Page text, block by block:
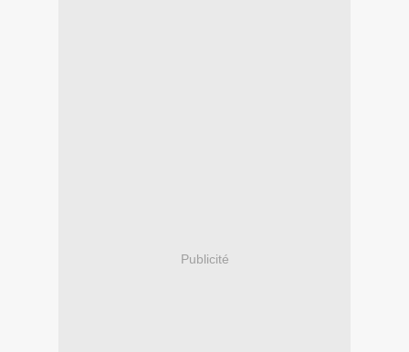
Publicité